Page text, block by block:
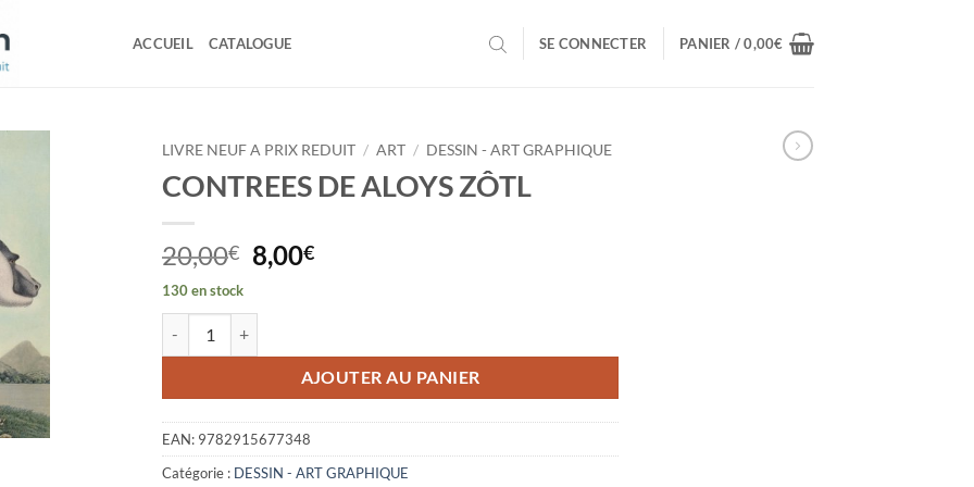
ACCUEIL CATALOGUE SE CONNECTER PANIER /0,00€
LIVRE NEUF A PRIX REDUIT / ART / DESSIN - ART GRAPHIQUE
CONTREES DE ALOYS ZÔTL
20,00€ Le
prix
initial
20,00€.
8,00€Le
8,00€.
130 en stock
AJOUTER AU PANIER
EAN: 9782915677348
Catégorie : DESSIN - ART GRAPHIQUE